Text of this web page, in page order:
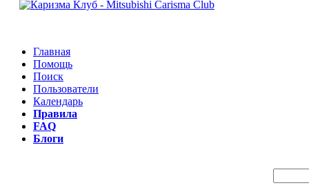
Главная
Помощь
Поиск
Пользователи
Календарь
Правила
FAQ
Блоги